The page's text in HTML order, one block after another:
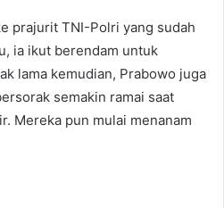
prajurit TNI-Polri yang sudah
ia ikut berendam untuk
lama kemudian, Prabowo juga
semakin ramai saat
Mereka pun mulai menanam